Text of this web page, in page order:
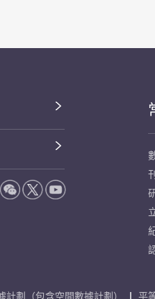
計劃（包含空間數據計劃） 平